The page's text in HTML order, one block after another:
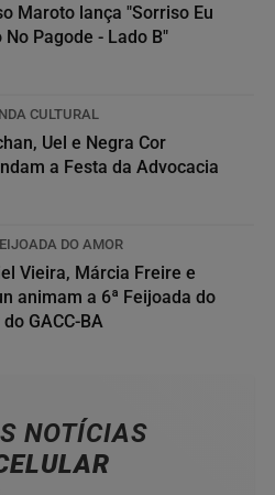
Maroto lança "Sorriso Eu
No Pagode - Lado B"
CULTURAL
Uel e Negra Cor
a Festa da Advocacia
DO AMOR
Vieira, Márcia Freire e
animam a 6ª Feijoada do
GACC-BA
NOTÍCIAS